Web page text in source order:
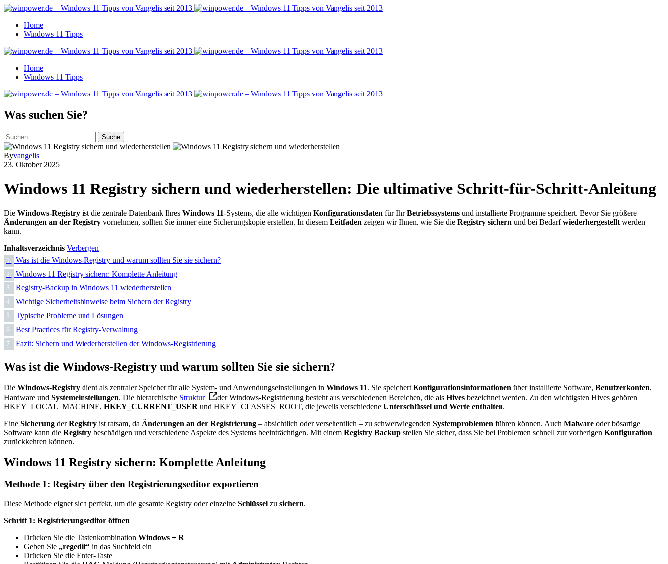
Home
Windows 11 Tipps
Home
Windows 11 Tipps
Was suchen Sie?
Suche
Byvangelis
23. Oktober 2025
Windows 11 Registry sichern und wiederherstellen: Die ultimative Schritt-für-Schritt-Anleitung
Die Windows-Registry ist die zentrale Datenbank Ihres Windows 11-Systems, die alle wichtigen Konfigurationsdaten für IhrBetriebssystems und installierte Programme speichert. Bevor Sie größere
Änderungen an der Registry vornehmen, sollten Sie immer eine Sicherungskopie erstellen. In diesem Leitfaden zeigen wir Ihnen, wie Sie die Registry sichern und bei Bedarfwiederhergestellt werden
kann.
Inhaltsverzeichnis Verbergen
1. Was ist die Windows-Registry und warum sollten Sie sie sichern?
2. Windows 11 Registry sichern: Komplette Anleitung
3. Registry-Backup in Windows 11 wiederherstellen
4. Wichtige Sicherheitshinweise beim Sichern der Registry
5. Typische Probleme und Lösungen
6. Best Practices für Registry-Verwaltung
7. Fazit: Sichern und Wiederherstellen der Windows-Registrierung
Was ist die Windows-Registry und warum sollten Sie sie sichern?
Die Windows-Registry dient als zentraler Speicher für alle System- und Anwendungseinstellungen in Windows 11. Sie speichert Konfigurationsinformationen über installierte Software, Benutzerkonten,
Hardware und Systemeinstellungen. Die hierarchische Struktur der Windows-Registrierung besteht aus verschiedenen Bereichen, die als Hives bezeichnet werden. Zu den wichtigsten Hives gehören
HKEY_LOCAL_MACHINE, HKEY_CURRENT_USER und HKEY_CLASSES_ROOT, die jeweils verschiedene Unterschlüssel und Werte enthalten.
Eine Sicherung derRegistry ist ratsam, da Änderungen an der Registrierung – absichtlich oder versehentlich – zu schwerwiegenden Systemproblemen führen können. Auch Malware oder bösartige
Software kann die Registry beschädigen und verschiedene Aspekte des Systems beeinträchtigen. Mit einem Registry Backup stellen Sie sicher, dass Sie bei Problemen schnell zur vorherigen Konfiguration
zurückkehren können.
Windows 11 Registry sichern: Komplette Anleitung
Methode 1: Registry über den Registrierungseditor exportieren
Diese Methode eignet sich perfekt, um die gesamte Registry oder einzelne Schlüssel zu sichern.
Schritt 1: Registrierungseditor öffnen
Drücken Sie die Tastenkombination Windows + R
Geben Sie „regedit“ in das Suchfeld ein
Drücken Sie die Enter-Taste